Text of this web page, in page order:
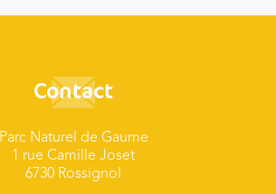
Contact
Parc Naturel de Gaume
1 rue Camille Joset
6730 Rossignol